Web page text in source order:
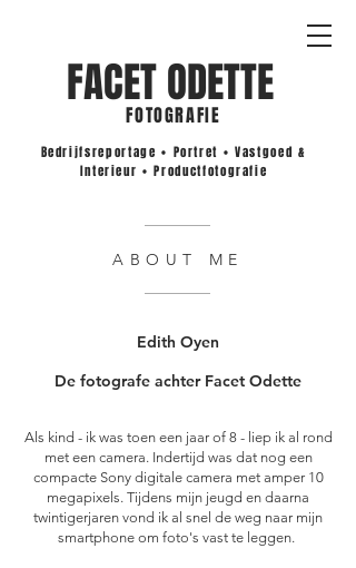
FACET ODETTE
FOTOGRAFIE
Bedrijfsreportage • Portret • Vastgoed &
Interieur • Productfotografie
ABOUT ME
Edith Oyen
De fotografe achter Facet Odette
Als kind - ik was toen een jaar of 8 - liep ik al rond
met een camera. Indertijd was dat nog een
compacte Sony digitale camera met amper 10
megapixels. Tijdens mijn jeugd en daarna
twintigerjaren vond ik al snel de weg naar mijn
smartphone om foto's vast te leggen.